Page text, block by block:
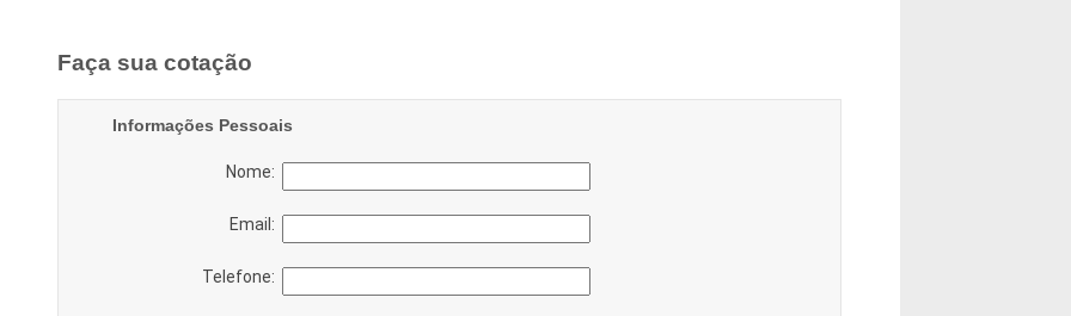
Faça sua cotação
Informações Pessoais
Nome:
Email:
Telefone: